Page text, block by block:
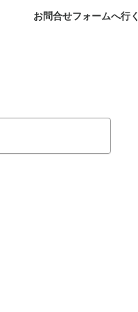
お問合せフォームへ行く